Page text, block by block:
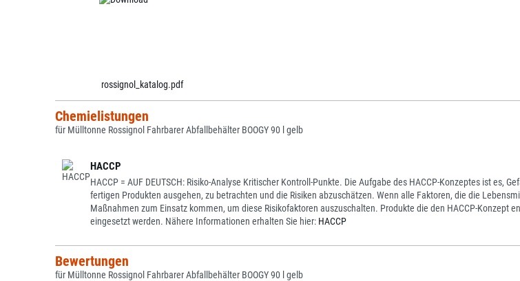
rossignol_katalog.pdf
Chemielistungen
für Mülltonne Rossignol Fahrbarer Abfallbehälter BOOGY 90 l gelb
HACCP
HACCP = AUF DEUTSCH: Risiko-Analyse Kritischer Kontroll-Punkte. Die Aufgabe des HACCP-Konzeptes ist
fertigen Produkten ausgehen, zu betrachten und die Risiken abzuschätzen. Wenn alle Faktoren, die die
Maßnahmen zum Einsatz kommen, um diese Risikofaktoren auszuschalten. Produkte die den HACCP-
eingesetzt werden. Nähere Informationen erhalten Sie hier: HACCP
Bewertungen
für Mülltonne Rossignol Fahrbarer Abfallbehälter BOOGY 90 l gelb